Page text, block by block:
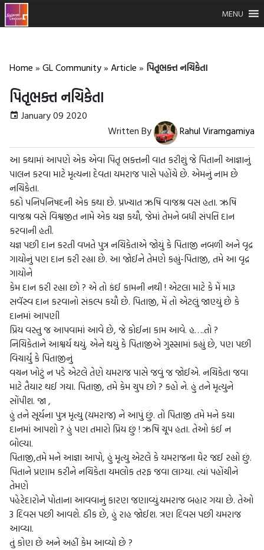
MENU
Home » GL Community» Article » પિતૃભક્ત નચિકેતા
પિતૃભક્ત નચિકેતા
January 09 2020
Written By
Rahul Viramgamiya
આ કથામાંં આપણે એક એવા પિતૃ ભક્તની વાત કરીશું જે પિતાની આજ્ઞાનુંં
પાલન કરવા માટે મૃત્યના દેવતા યમરાજ પાસે પહોંચે છે. એમનું નામ છે
નચિકેતા.
કઠો પનિપનિષદની એક કથા છે. પ્રખ્યાત ઋષિ વાજશ્ર વસ હતા. ઋષિ
વાજશ્ર વસે વિશ્વજીત નામે એક યજ્ઞ કયૌ, જેમાંં તેમને બધી સંપત્તિ દાન
કરવાની હતી.
યજ્ઞ પછી દાન કરતી વખતે પુત્ર નચિકેતાએ જોયું કે પિતાજી નબળી અને વૃદ્ર
ગાયોનું પણ દાન કરી રહ્યા છે. આ જોઈને તેમણે કહ્યું-પિતાજી, તમે આ વૃદ્ર
ગાયોને
કેમ દાન કરી રહ્યા છો ? એ તો કંઈ કામની નથી ! એટલા માટે કે મેં મારૂ
સવૅસ્વ દાન કરવાનો સંકલ્પ કયૌ છે. પિતાજી, મેં તો એટલું જાણ્યું છે કે
દાનમાંં આપણી
પ્રિય વસ્તુ જ આપવામાંં આવે છે, જે કોઈના કામ આવે. હ….તો ?
નિચિકેતાને આશ્વર્ય થયું. એને થયું કે પિતાજીએ ગુસ્સામાંં કહ્યું છે, પણ પછી
વિચાર્યું કે પિતાજીનું
વચન ખોટું ન પડે એટલે તેણે યમરાજ પાસે જવું જ જોઈએ. નચિકેતા જવા
માટે તૈયાર થઈ ગયા. પિતાજી, તમે કેમ ચુપ છો ? કહો ને. હું તને મૃત્યુને
સોંપીશ. જા ,
હું તને સૂર્યના પુત્ર મૃત્યુ (યમરાજ) ને આપું છું. તો પિતાજી તમે મને કયા
દાનમાંં આપશો ? હું પણ તમારો પ્રિય છું ! ઋષિ ચૂપ હતા. તેઓ કંઈ ન
બોલ્યા.
પિતાજી,તમે મને આજ્ઞા આપો, હું મૃત્યુ એટલે કે યમરાજના ઘેર જઈ રહ્યો છું.
પિતાને પ્રણામ કરીને નચિકેતા યમલોક તરફ જવા લાગ્યા. ત્યાંં પહોંચીને
તેમણે
પહેરેદારોને પોતાના આવવાનું કારણ જણાવ્યું.યમરાજ બહાર ગયા છે. તેઓ
3 દિવસ પછી આવશે. ઠીક છે, હું રાહ જોઈશ. ત્રણ દિવસ પછી યમરાજ
આવ્યા.
તું કોણ છે અને અહીંં કેમ આવ્યો છે ?